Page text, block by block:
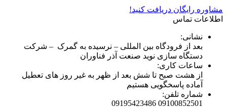
مشاوره رایگان دریافت کنید!
اطلاعات تماس
نشانی:
بعد از فرودگاه بین المللی – نرسیده به گمرک – شرکت
دستگاه سازی نوید صنعت آذر فناوران
ساعات کاری:
از هشت صبح تا شش بعد از ظهر به غیر روز های تعطیل
آماده پاسخگویی هستیم
شماره تلفن:
09100852501 09195423486